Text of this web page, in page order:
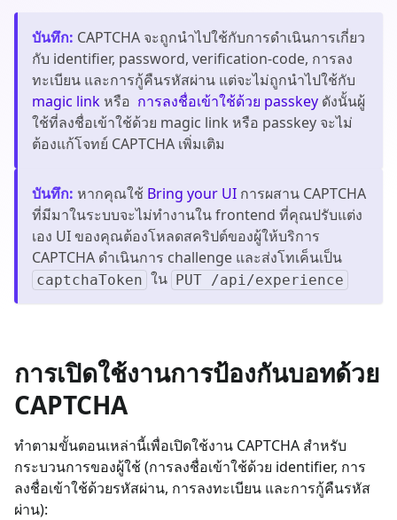
บันทึก: CAPTCHA จะถูกนำไปใช้กับการดำเนินการเกี่ยว
กับ identifier, password, verification-code, การลง
ทะเบียน และการกู้คืนรหัสผ่าน แต่จะไม่ถูกนำไปใช้กับ
magic link หรือ การลงชื่อเข้าใช้ด้วย passkey ดังนั้นผู้
ใช้ที่ลงชื่อเข้าใช้ด้วย magic link หรือ passkey จะไม่
ต้องแก้โจทย์ CAPTCHA เพิ่มเติม
บันทึก: หากคุณใช้ Bring your UI การผสาน CAPTCHA
ที่มีมาในระบบจะไม่ทำงานใน frontend ที่คุณปรับแต่ง
เอง UI ของคุณต้องโหลดสคริปต์ของผู้ให้บริการ
CAPTCHA ดำเนินการ challenge และส่งโทเค็นเป็น
captchaToken ใน PUT /api/experience
การเปิดใช้งานการป้องกันบอทด้วย
CAPTCHA
ทำตามขั้นตอนเหล่านี้เพื่อเปิดใช้งาน CAPTCHA สำหรับ
กระบวนการของผู้ใช้ (การลงชื่อเข้าใช้ด้วย identifier, การ
ลงชื่อเข้าใช้ด้วยรหัสผ่าน, การลงทะเบียน และการกู้คืนรหัส
ผ่าน):